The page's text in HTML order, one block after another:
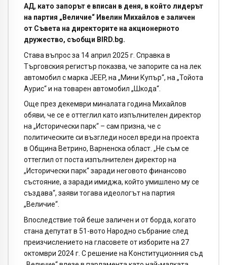
АД, като запорът е вписан в деня, в който лидерът
на партия „Величие“ Ивелин Михайлов е заличен
от Съвета на директорите на акционерното
дружество, съобщи BIRD.bg.
Става въпрос за 14 април 2025 г. Справка в
Търговския регистър показва, че запорите са на лек
автомобил с марка JEEP, на „Мини Купър“, на „Тойота
Аурис“ и на товарен автомобил „Шкода“.
Още през декември миналата година Михайлов
обяви, че се е оттеглил като изпълнителен директор
на „Исторически парк“ – сам призна, че с
политическите си възгледи носел вреди на проекта
в Община Ветрино, Варненска област. „Не съм се
оттеглил от поста изпълнителен директор на
„Исторически парк“ заради неговото финансово
състояние, а заради имиджа, който умишлено му се
създава“, заяви тогава идеологът на партия
„Величие“.
Впоследствие той беше заличен и от борда, когато
стана депутат в 51-вото Народно събрание след
преизчислението на гласовете от изборите на 27
октомври 2024 г. С решение на Конституционния съд